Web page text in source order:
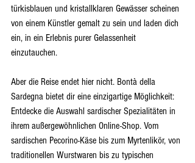
türkisblauen und kristallklaren Gewässer scheinen
von einem Künstler gemalt zu sein und laden dich
ein, in ein Erlebnis purer Gelassenheit
einzutauchen.
Aber die Reise endet hier nicht. Bontà della
Sardegna bietet dir eine einzigartige Möglichkeit:
Entdecke die Auswahl sardischer Spezialitäten in
ihrem außergewöhnlichen Online-Shop. Vom
sardischen Pecorino-Käse bis zum Myrtenlikör, von
traditionellen Wurstwaren bis zu typischen